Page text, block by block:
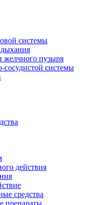
системы
дыхания
желчного пузыря
сосудистой системы
действия
средства
препараты